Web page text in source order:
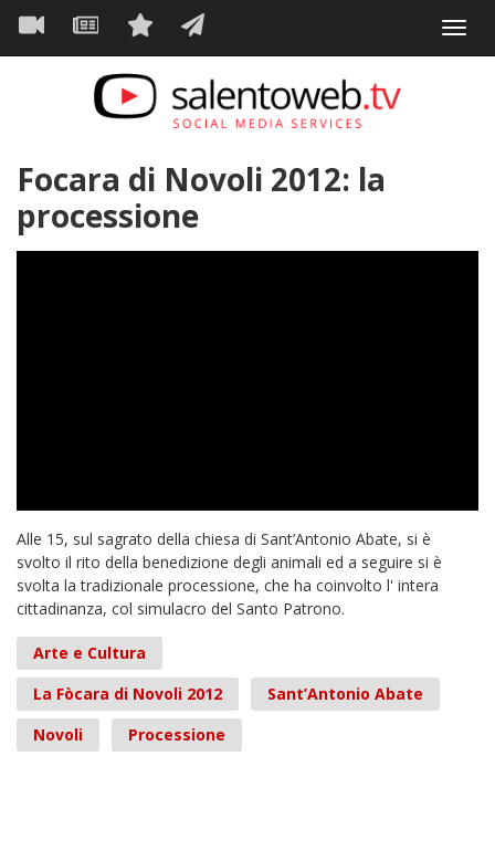
Salta
contenuto
Navigazione
principale
Focara di Novoli 2012: la
processione
Alle 15, sul sagrato della chiesa di Sant’Antonio Abate, si è
svolto il rito della benedizione degli animali ed a seguire si è
svolta la tradizionale processione, che ha coinvolto l' intera
cittadinanza, col simulacro del Santo Patrono.
Arte e Cultura
La Fòcara di Novoli 2012
Sant’Antonio Abate
Novoli
Processione